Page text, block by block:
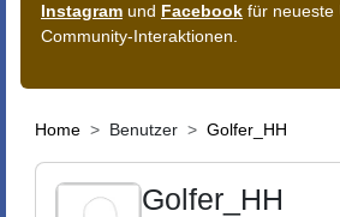
Instagram und Facebook für neueste
Community-Interaktionen.
Home Benutzer Golfer_HH
Golfer_HH